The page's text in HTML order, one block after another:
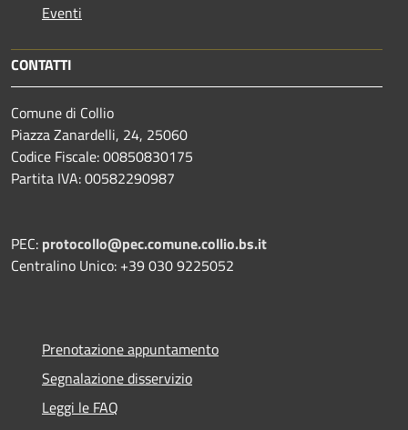
Eventi
CONTATTI
Comune di Collio
Piazza Zanardelli, 24, 25060
Codice Fiscale: 00850830175
Partita IVA: 00582290987
PEC: protocollo@pec.comune.collio.bs.it
Centralino Unico: +39 030 9225052
Prenotazione appuntamento
Segnalazione disservizio
Leggi le FAQ